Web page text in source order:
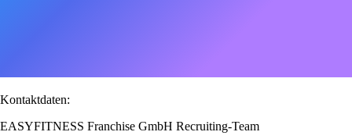
Kontaktdaten:
EASYFITNESS Franchise GmbH Recruiting-Team